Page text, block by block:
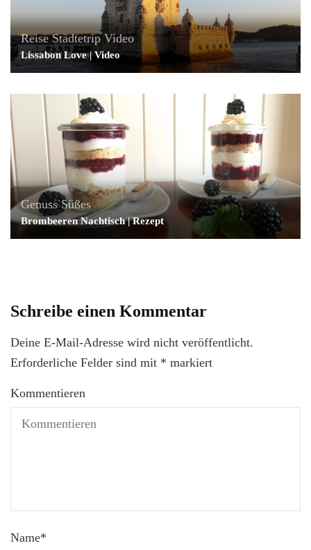
Reise Städtetrip Video
Lissabon Love | Video
Genuss Süßes
Brombeeren Nachtisch | Rezept
Schreibe einen Kommentar
Deine E-Mail-Adresse wird nicht veröffentlicht.
Erforderliche Felder sind mit * markiert
Kommentieren
Name*